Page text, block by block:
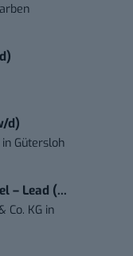
d)
in Gütersloh
– Lead (...
Co. KG in